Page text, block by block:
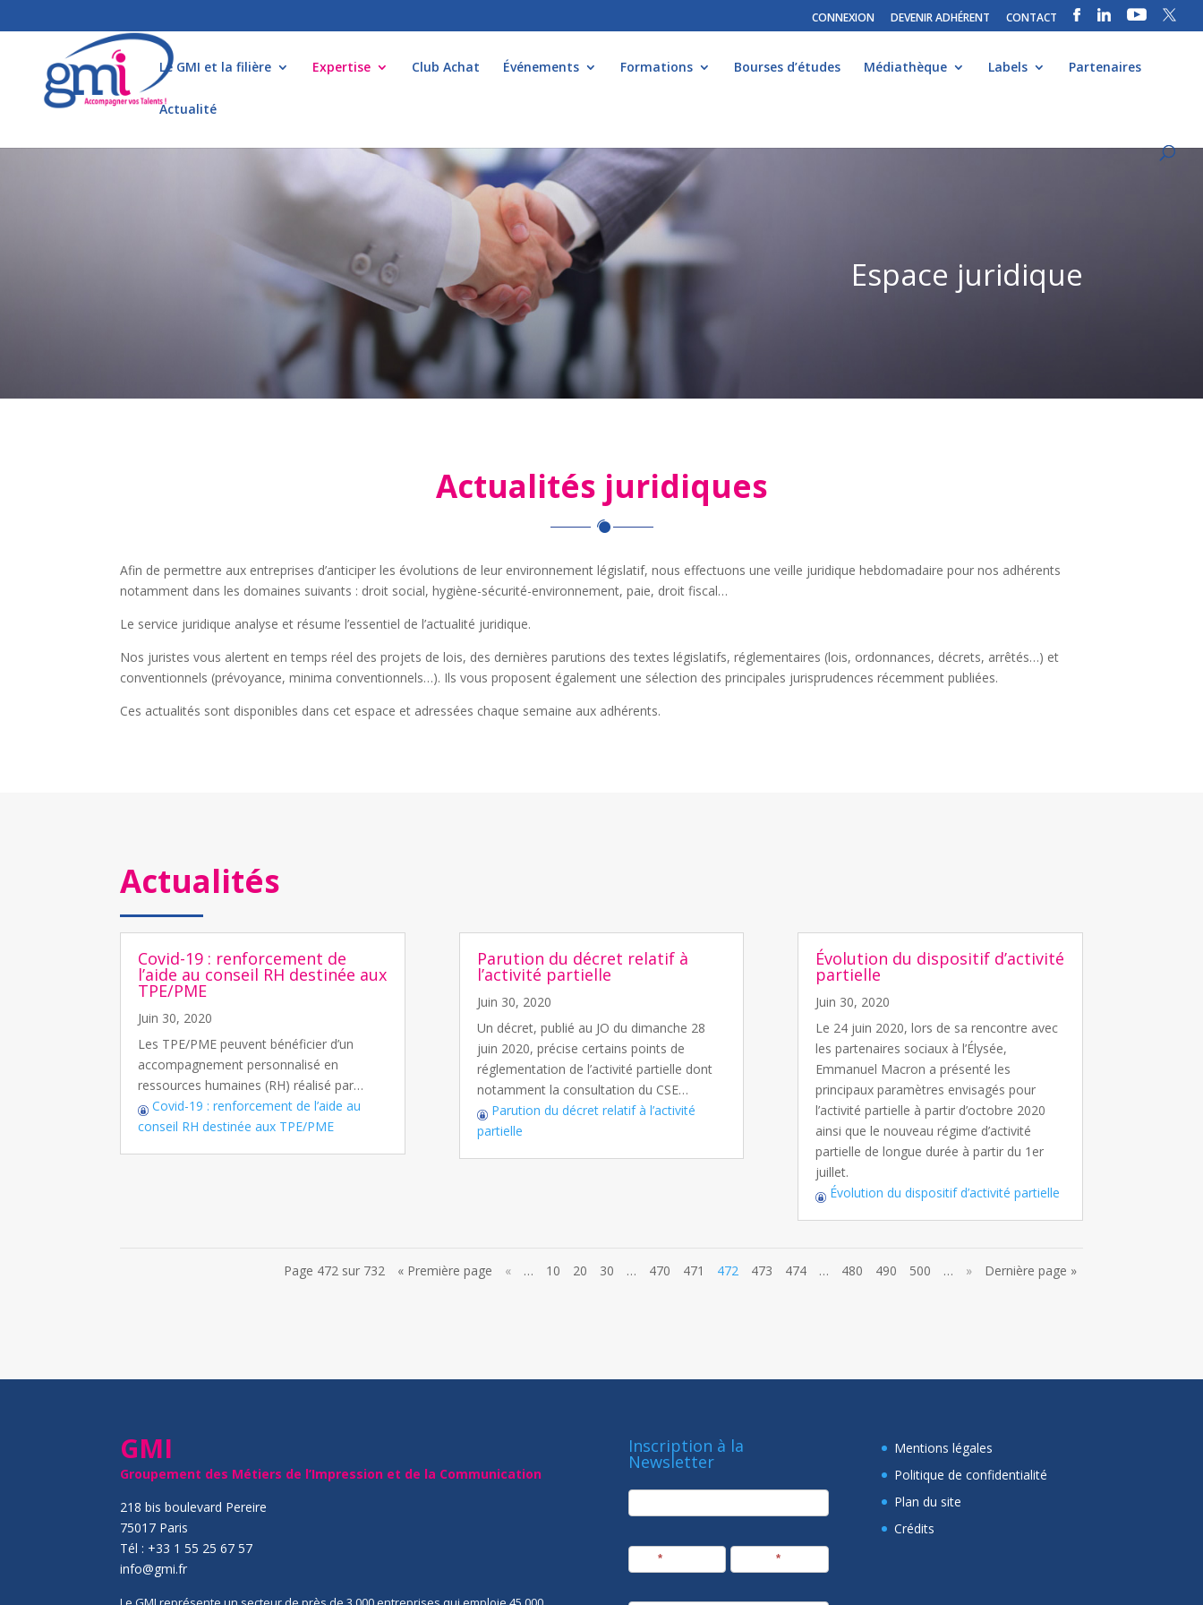
CONNEXION DEVENIR ADHÉRENT CONTACT
Le GMI et la filière Expertise Club Achat Événements Formations Bourses d’études Médiathèque Labels Partenaires
Actualité
Espace juridique
Actualités juridiques
Afin de permettre aux entreprises d’anticiper les évolutions de leur environnement législatif, nous effectuons une veille juridique hebdomadaire pour nos adhérents
notamment dans les domaines suivants : droit social, hygiène-sécurité-environnement, paie, droit fiscal…
Le service juridique analyse et résume l’essentiel de l’actualité juridique.
Nos juristes vous alertent en temps réel des projets de lois, des dernières parutions des textes législatifs, réglementaires (lois, ordonnances, décrets, arrêtés…) et
conventionnels (prévoyance, minima conventionnels…). Ils vous proposent également une sélection des principales jurisprudences récemment publiées.
Ces actualités sont disponibles dans cet espace et adressées chaque semaine aux adhérents.
Actualités
Covid-19 : renforcement de
l’aide au conseil RH destinée aux
TPE/PME
Juin 30, 2020
Les TPE/PME peuvent bénéficier d’un
accompagnement personnalisé en
ressources humaines (RH) réalisé par…
Covid-19 : renforcement de l’aide au
conseil RH destinée aux TPE/PME
Parution du décret relatif à
l’activité partielle
Juin 30, 2020
Un décret, publié au JO du dimanche 28
juin 2020, précise certains points de
réglementation de l’activité partielle dont
notamment la consultation du CSE…
Parution du décret relatif à l’activité
partielle
Évolution du dispositif d’activité
partielle
Juin 30, 2020
Le 24 juin 2020, lors de sa rencontre avec
les partenaires sociaux à l’Élysée,
Emmanuel Macron a présenté les
principaux paramètres envisagés pour
l’activité partielle à partir d’octobre 2020
ainsi que le nouveau régime d’activité
partielle de longue durée à partir du 1er
juillet.
Évolution du dispositif d’activité partielle
Page 472 sur 732 « Première page « … 10 20 30 … 470 471 472 473 474 … 480 490 500 … » Dernière page »
GMI
Groupement des Métiers de l’Impression et de la Communication
218 bis boulevard Pereire
75017 Paris
Tél : +33 1 55 25 67 57
info@gmi.fr
Inscription à la
Newsletter
newsletter
* *
Mentions légales
Politique de confidentialité
Plan du site
Crédits